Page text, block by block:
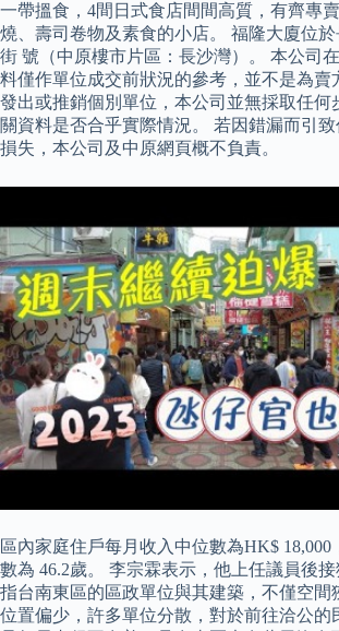
一帶搵食，4間日式食店間間高質，有齊專
燒、壽司卷物及素食的小店。 福隆大廈位
街 號（中原樓市片區：長沙灣）。 本公司
料僅作單位成交前狀況的參考，並不是為賣
發出或推銷個別單位，本公司並無採取任何
關資料是否合乎實際情況。 若因錯漏而引
損失，本公司及中原網頁概不負責。
區內家庭住戶每月收入中位數為HK$ 18,000
數為 46.2歲。 李宗霖表示，他上任議員後
指台南東區的區政單位與其建築，不僅空間
位置偏少，許多單位分散，對於前往洽公的